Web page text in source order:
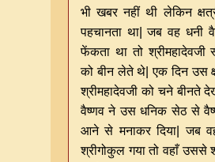
भी खबर नहीं थी लेकिन
पहचानता था|जब वह धनी
फेंकता था तो श्रीमहादेवजी
को बीन लेते थे |एक दिन उस
श्रीमहादेवजी को चने बीनते
वैष्णव ने उस धनिक सेठ से
आने से मनाकर दिया |जब
श्रीगोकुल गया तो वहाँ उससे